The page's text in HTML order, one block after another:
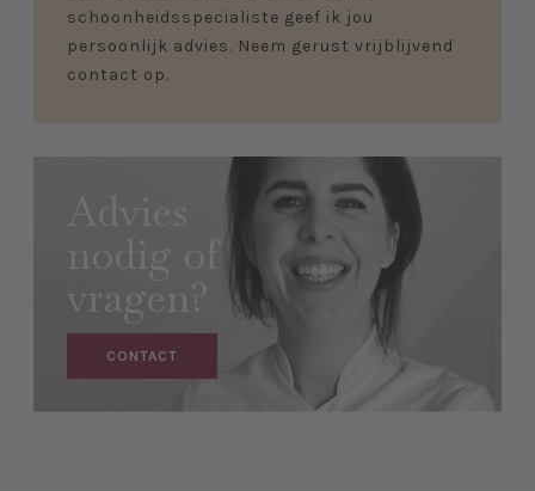
schoonheidsspecialiste geef ik jou
persoonlijk advies. Neem gerust vrijblijvend
contact op.
nodig of
vragen?
CONTACT